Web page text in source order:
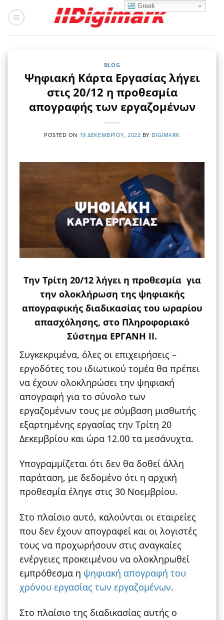
στο
BLOG
Ψηφιακή Κάρτα Εργασίας λήγει
στις 20/12 η προθεσμία
απογραφής των εργαζομένων
POSTED ON 19 ΔΕΚΕΜΒΡΊΟΥ, 2022 BY DIGIMARK
Την Τρίτη 20/12 λήγει η προθεσμία για
την ολοκλήρωση της ψηφιακής
απογραφικής διαδικασίας του ωραρίου
απασχόλησης, στο Πληροφοριακό
Σύστημα ΕΡΓΑΝΗ ΙΙ.
Συγκεκριμένα, όλες οι επιχειρήσεις –
εργοδότες του ιδιωτικού τομέα θα πρέπει
να έχουν ολοκληρώσει την ψηφιακή
απογραφή για το σύνολο των
εργαζομένων τους με σύμβαση μισθωτής
εξαρτημένης εργασίας την Τρίτη 20
Δεκεμβρίου και ώρα 12.00 τα μεσάνυχτα.
Υπογραμμίζεται ότι δεν θα δοθεί άλλη
παράταση, με δεδομένο ότι η αρχική
προθεσμία έληγε στις 30 Νοεμβρίου.
Στο πλαίσιο αυτό, καλούνται οι εταιρείες
που δεν έχουν απογραφεί και οι λογιστές
τους να προχωρήσουν στις αναγκαίες
ενέργειες προκειμένου να ολοκληρωθεί
εμπρόθεσμα η ψηφιακή απογραφή του
χρόνου εργασίας των εργαζομένων.
Στο πλαίσιο της διαδικασίας αυτής ο
Greek